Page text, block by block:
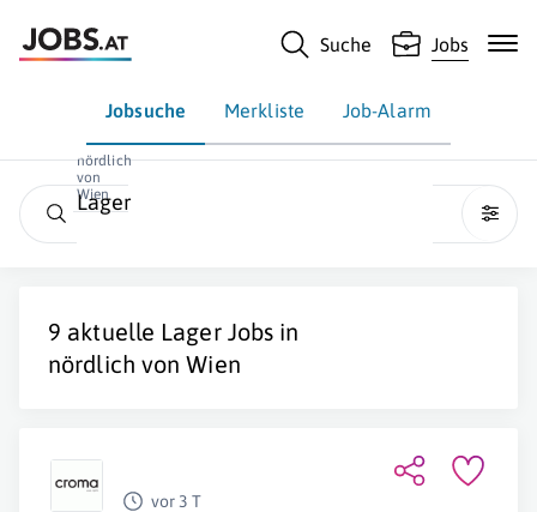
Suche Jobs
Jobsuche Merkliste Job-Alarm
nördlich
von
Wien
Lager
9 aktuelle LagerJobs in
nördlich von Wien
vor 3 T